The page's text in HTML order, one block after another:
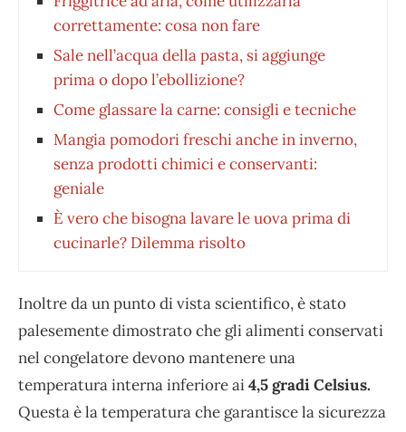
correttamente: cosa non fare
Sale nell’acqua della pasta, si aggiunge
prima o dopo l’ebollizione?
Come glassare la carne: consigli e tecniche
Mangia pomodori freschi anche in inverno,
senza prodotti chimici e conservanti:
geniale
È vero che bisogna lavare le uova prima di
cucinarle? Dilemma risolto
Inoltre da un punto di vista scientifico, è stato
palesemente dimostrato che gli alimenti conservati
nel congelatore devono mantenere una
temperatura interna inferiore ai4,5 gradi Celsius.
Questa è la temperatura che garantisce la sicurezza